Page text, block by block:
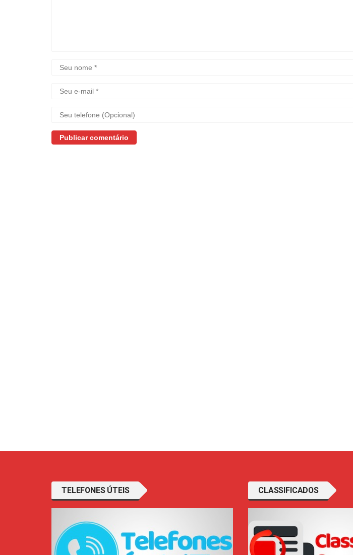
TELEFONES ÚTEIS CLASSIFICADOS